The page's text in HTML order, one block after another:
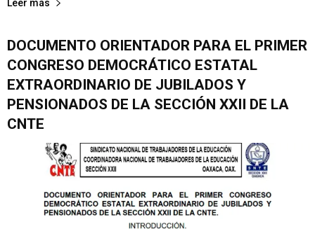
Leer más
DOCUMENTO ORIENTADOR PARA EL PRIMER
CONGRESO DEMOCRÁTICO ESTATAL
EXTRAORDINARIO DE JUBILADOS Y
PENSIONADOS DE LA SECCIÓN XXII DE LA
CNTE